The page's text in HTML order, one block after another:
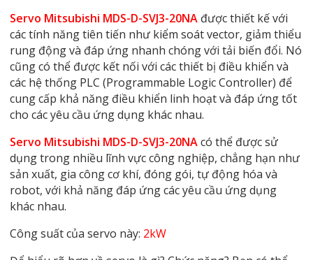
Servo Mitsubishi MDS-D-SVJ3-20NAđược thiết kế với
các tính năng tiên tiến như kiểm soát vector, giảm thiểu
rung động và đáp ứng nhanh chóng với tải biến đổi. Nó
cũng có thể được kết nối với các thiết bị điều khiển và
các hệ thống PLC (Programmable Logic Controller) để
cung cấp khả năng điều khiển linh hoạt và đáp ứng tốt
cho các yêu cầu ứng dụng khác nhau.
Servo Mitsubishi MDS-D-SVJ3-20NAcó thể được sử
dụng trong nhiều lĩnh vực công nghiệp, chẳng hạn như
sản xuất, gia công cơ khí, đóng gói, tự động hóa và
robot, với khả năng đáp ứng các yêu cầu ứng dụng
khác nhau.
Công suất của servo này: 2kW